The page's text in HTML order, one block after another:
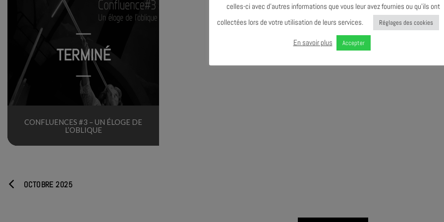
CONFLUENCES #3 – UN ÉLOGE DE
L’OBLIQUE
TERMINÉ
OCTOBRE 2025
celles-ci avec d’autres informations que vous leur avez fournies ou qu’ils ont
collectées lors de votre utilisation de leurs services.
Réglages des cookies
En savoir plus Accepter